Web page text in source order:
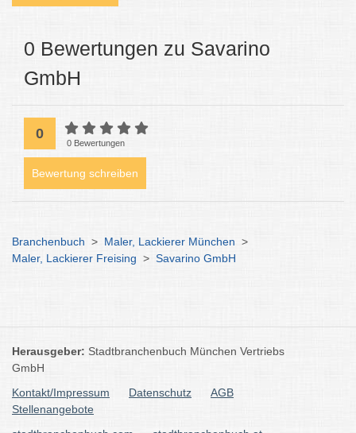
0 Bewertungen zu Savarino
GmbH
0
0 Bewertungen
Bewertung schreiben
Branchenbuch > Maler, Lackierer München >
Maler, Lackierer Freising > Savarino GmbH
Herausgeber: Stadtbranchenbuch München Vertriebs
GmbH
Kontakt/Impressum
Datenschutz
AGB
Stellenangebote